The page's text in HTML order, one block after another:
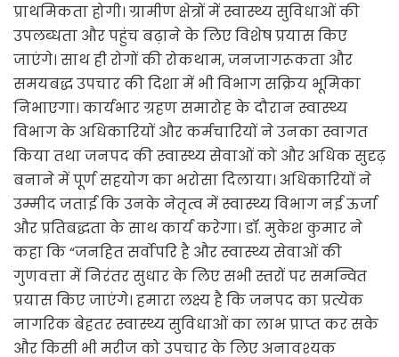
प्राथमिकता होगी। ग्रामीण क्षेत्रों में स्वास्थ्य सुविधाओं की
उपलब्धता और पहुंच बढ़ाने के लिए विशेष प्रयास किए
जाएंगे। साथ ही रोगों की रोकथाम, जनजागरूकता और
समयबद्ध उपचार की दिशा में भी विभाग सक्रिय भूमिका
निभाएगा। कार्यभार ग्रहण समारोह के दौरान स्वास्थ्य
विभाग के अधिकारियों और कर्मचारियों ने उनका स्वागत
किया तथा जनपद की स्वास्थ्य सेवाओं को और अधिक सुदृढ़
बनाने में पूर्ण सहयोग का भरोसा दिलाया। अधिकारियों ने
उम्मीद जताई कि उनके नेतृत्व में स्वास्थ्य विभाग नई ऊर्जा
और प्रतिबद्धता के साथ कार्य करेगा। डॉ. मुकेश कुमार ने
कहा कि “जनहित सर्वोपरि है और स्वास्थ्य सेवाओं की
गुणवत्ता में निरंतर सुधार के लिए सभी स्तरों पर समन्वित
प्रयास किए जाएंगे। हमारा लक्ष्य है कि जनपद का प्रत्येक
नागरिक बेहतर स्वास्थ्य सुविधाओं का लाभ प्राप्त कर सके
और किसी भी मरीज को उपचार के लिए अनावश्यक